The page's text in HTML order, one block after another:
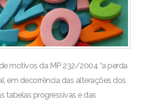
motivos da MP 232/2004 “a perda
em decorrência das alterações dos
tabelas progressivas e das